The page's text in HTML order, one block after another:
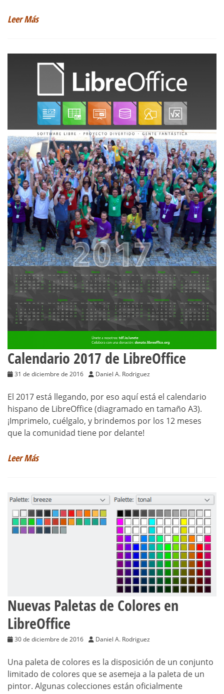
Leer Más
Calendario 2017 de LibreOffice
31 de diciembre de 2016 Daniel A. Rodriguez
El 2017 está llegando, por eso aquí está el calendario
hispano de LibreOffice (diagramado en tamaño A3).
¡Imprimelo, cuélgalo, y brindemos por los 12 meses
que la comunidad tiene por delante!
Leer Más
Nuevas Paletas de Colores en
LibreOffice
30 de diciembre de 2016 Daniel A. Rodriguez
Una paleta de colores es la disposición de un conjunto
limitado de colores que se asemeja a la paleta de un
pintor. Algunas colecciones están oficialmente